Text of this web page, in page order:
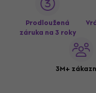
Prodloužená
záruka na 3 roky
3M+